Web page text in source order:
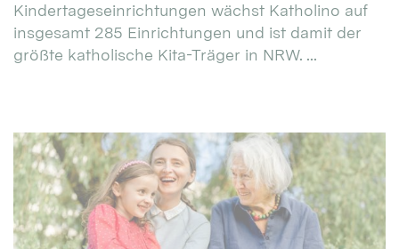
Kindertageseinrichtungen wächst Katholino auf
insgesamt 285 Einrichtungen und ist damit der
größte katholische Kita-Träger in NRW. ...